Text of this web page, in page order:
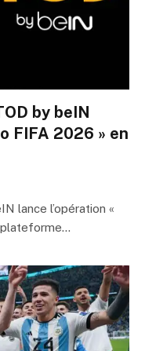
by beIN
FIFA 2026 » en
lance l’opération «
plateforme…